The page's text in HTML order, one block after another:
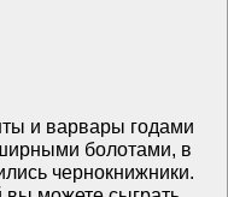
и варвары годами
болотами, в
чернокнижники.